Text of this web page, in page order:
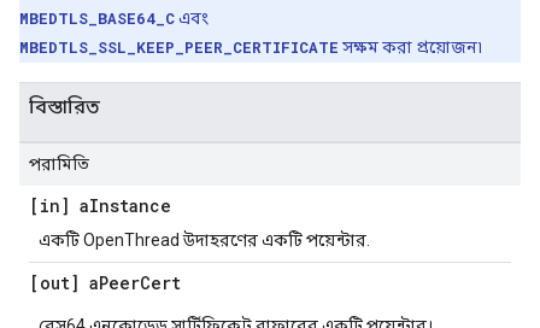
MBEDTLS_BASE64_C এবং
MBEDTLS_SSL_KEEP_PEER_CERTIFICATE সক্ষম করা প্রয়োজন৷
বিস্তারিত
পরামিতি
[in] aInstance
একটি OpenThread উদাহরণের একটি পয়েন্টার.
[out] aPeerCert